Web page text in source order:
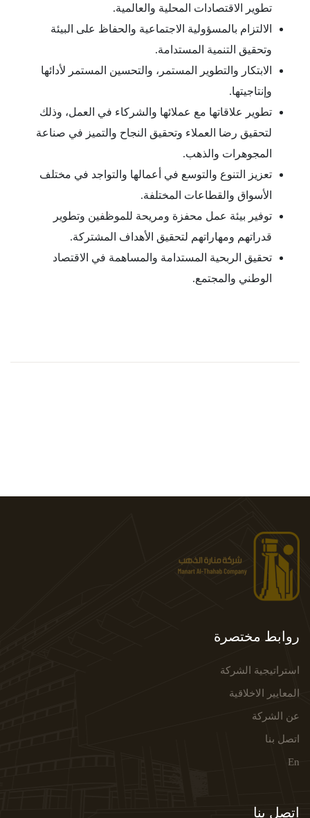
تطوير الاقتصادات المحلية والعالمية.
الالتزام بالمسؤولية الاجتماعية والحفاظ على البيئة
وتحقيق التنمية المستدامة.
الابتكار والتطوير المستمر، والتحسين المستمر لأدائها
وإنتاجيتها.
تطوير علاقاتها مع عملائها والشركاء في العمل، وذلك
لتحقيق رضا العملاء وتحقيق النجاح والتميز في صناعة
المجوهرات والذهب.
تعزيز التنوع والتوسع في أعمالها والتواجد في مختلف
الأسواق والقطاعات المختلفة.
توفير بيئة عمل محفزة ومريحة للموظفين وتطوير
قدراتهم ومهاراتهم لتحقيق الأهداف المشتركة.
تحقيق الربحية المستدامة والمساهمة في الاقتصاد
الوطني والمجتمع.
روابط مختصرة
استراتيجية الشركة
المعايير الاخلاقية
عن الشركة
اتصل بنا
En
اتصل بنا